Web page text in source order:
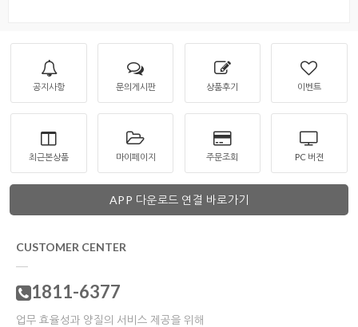
공지사항 문의게시판 상품후기 이벤트
최근본상품 마이페이지 주문조회 PC 버젼
APP 다운로드 연결 바로가기
CUSTOMER CENTER
1811-6377
업무 효율성과 양질의 서비스 제공을 위해